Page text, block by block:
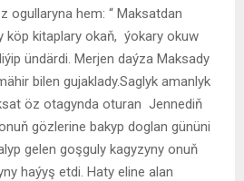
ogullaryna hem: “ Maksatdan
köp kitaplary okaň, ýokary okuw
ündärdi. Merjen daýza Maksady
bilen gujaklady.Saglyk amanlyk
öz otagynda oturan Jennediň
gözlerine bakyp doglan gününi
gelen goşguly kagyzyny onuň
haýyş etdi. Haty eline alan